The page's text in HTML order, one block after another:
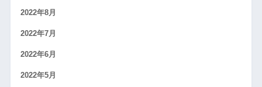
2022年8月
2022年7月
2022年6月
2022年5月